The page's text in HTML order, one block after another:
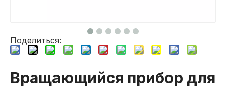
Поделиться:
Вращающийся прибор для